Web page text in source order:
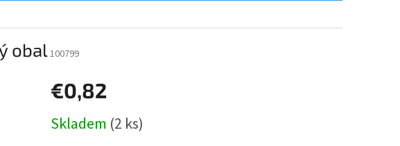
obal100799
€0,82
cena:
Skladem (2 ks)